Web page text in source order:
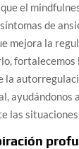
el
de
mejora la
fortalecemos
la
ayudándonos
las